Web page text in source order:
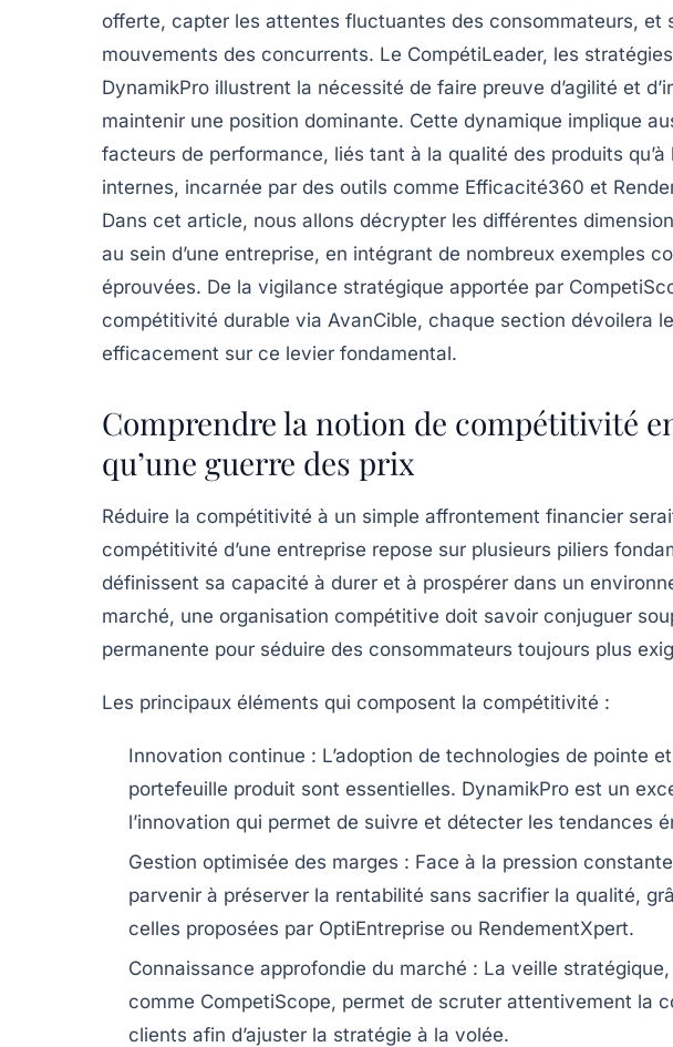
offerte, capter les attentes fluctuantes des consommateurs, et
mouvements des concurrents. Le CompétiLeader, les
DynamikPro illustrent la nécessité de faire preuve d’agilité et
maintenir une position dominante. Cette dynamique implique
facteurs de performance, liés tant à la qualité des produits
internes, incarnée par des outils comme Efficacité360 et
Dans cet article, nous allons décrypter les différentes
au sein d’une entreprise, en intégrant de nombreux exemples
éprouvées. De la vigilance stratégique apportée par
compétitivité durable via AvanCible, chaque section dévoilera
efficacement sur ce levier fondamental.
Comprendre la notion de compétitivité
qu’une guerre des prix
Réduire la compétitivité à un simple affrontement financier
compétitivité d’une entreprise repose sur plusieurs piliers
définissent sa capacité à durer et à prospérer dans un
marché, une organisation compétitive doit savoir conjuguer
permanente pour séduire des consommateurs toujours plus
Les principaux éléments qui composent la compétitivité :
Innovation continue : L’adoption de technologies de pointe
portefeuille produit sont essentielles. DynamikPro est un
l’innovation qui permet de suivre et détecter les tendances
Gestion optimisée des marges : Face à la pression
parvenir à préserver la rentabilité sans sacrifier la qualité,
celles proposées par OptiEntreprise ou RendementXpert.
Connaissance approfondie du marché : La veille
comme CompetiScope, permet de scruter attentivement la
clients afin d’ajuster la stratégie à la volée.